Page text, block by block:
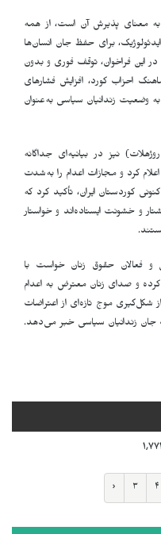
به معنای پذیرش آن است، از همه
برای حفظ جان انسان‌ها
این فراخوان، توقف فوری و بدون
احزاب کورد، افزایش فشارهای
وضعیت زندانیان سیاسی به‌عنوان
نیز در بیانیه‌ای جداگانه
کرد و مجازات اعدام را به‌شدت
کوردستان ایران، تأکید کرد که
و خشونت ایستاده‌اند و خواستار
.
و فعالان حقوق زنان خواست با
و صدای زنان معترض به اعدام
از شکل‌گیری موج تازه‌ای از اعتراضات
جان زندانیان سیاسی خبر می‌دهد.
‹ ۳ ۴